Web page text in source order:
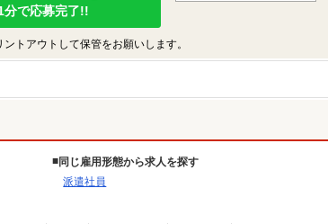
分で応募完了!!
トアウトして保管をお願いします。
同じ雇用形態から求人を探す
派遣社員